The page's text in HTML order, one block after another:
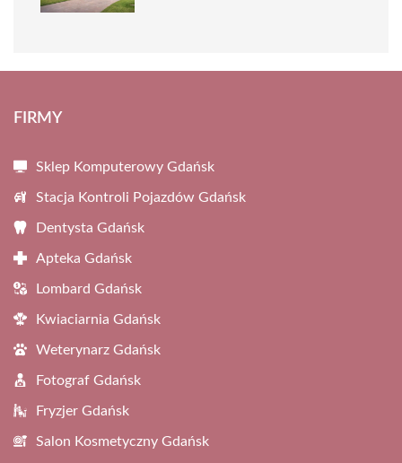
FIRMY
Sklep Komputerowy Gdańsk
Stacja Kontroli Pojazdów Gdańsk
Dentysta Gdańsk
Apteka Gdańsk
Lombard Gdańsk
Kwiaciarnia Gdańsk
Weterynarz Gdańsk
Fotograf Gdańsk
Fryzjer Gdańsk
Salon Kosmetyczny Gdańsk